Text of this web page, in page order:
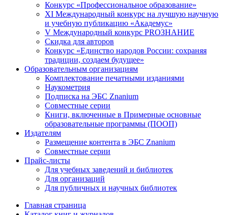
Конкурс «Профессиональное образование»
XI Международный конкурс на лучшую научную
и учебную публикацию «Академус»
V Международный конкурс PROЗНАНИЕ
Скидка для авторов
Конкурс «Единство народов России: сохраняя
традиции, создаем будущее»
Образовательным организациям
Комплектование печатными изданиями
Наукометрия
Подписка на ЭБС Znanium
Совместные серии
Книги, включенные в Примерные основные
образовательные программы (ПООП)
Издателям
Размещение контента в ЭБС Znanium
Совместные серии
Прайс-листы
Для учебных заведений и библиотек
Для организаций
Для публичных и научных библиотек
Главная страница